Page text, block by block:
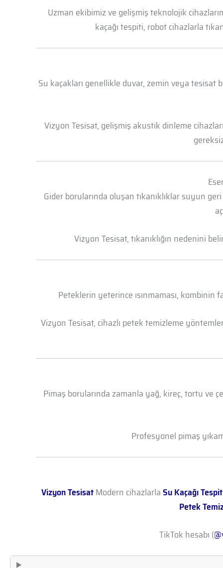
Uzman ekibimiz ve gelişmiş teknolojik
kaçağı tespiti, robot cihazlarla
Su kaçakları genellikle duvar, zemin veya tesisat
Vizyon Tesisat, gelişmiş akustik dinleme
Gider borularında oluşan tıkanıklıklar suyun
Vizyon Tesisat, tıkanıklığın nedenini
Peteklerin yeterince ısınmaması, kombinin
Vizyon Tesisat, cihazlı petek temizleme
Pimaş borularında zamanla yağ, kireç, tortu ve
Profesyonel pimaş
Vizyon TesisatModern cihazlarlaSu Kaçağı
Petek
TikTok hesabı (